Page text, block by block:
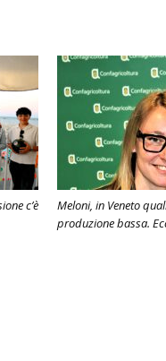
c’è
Meloni, in Veneto
produzione bassa.